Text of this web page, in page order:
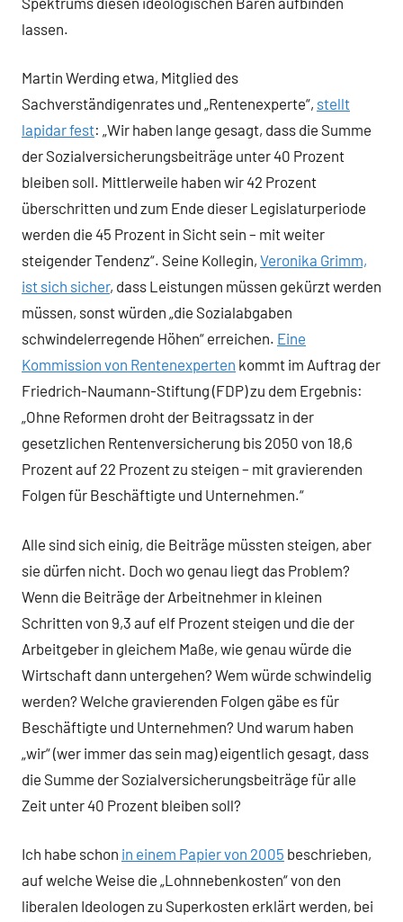
lassen.
Martin Werding etwa, Mitglied des
Sachverständigenrates und „Rentenexperte“, stellt
lapidar fest: „Wir haben lange gesagt, dass die Summe
der Sozialversicherungsbeiträge unter 40 Prozent
bleiben soll. Mittlerweile haben wir 42 Prozent
überschritten und zum Ende dieser Legislaturperiode
werden die 45 Prozent in Sicht sein – mit weiter
steigender Tendenz“. Seine Kollegin, Veronika Grimm,
ist sich sicher, dass Leistungen müssen gekürzt werden
müssen, sonst würden „die Sozialabgaben
schwindelerregende Höhen“ erreichen. Eine
Kommission von Rentenexperten kommt im Auftrag der
Friedrich-Naumann-Stiftung (FDP) zu dem Ergebnis:
„Ohne Reformen droht der Beitragssatz in der
gesetzlichen Rentenversicherung bis 2050 von 18,6
Prozent auf 22 Prozent zu steigen – mit gravierenden
Folgen für Beschäftigte und Unternehmen.“
Alle sind sich einig, die Beiträge müssten steigen, aber
sie dürfen nicht. Doch wo genau liegt das Problem?
Wenn die Beiträge der Arbeitnehmer in kleinen
Schritten von 9,3 auf elf Prozent steigen und die der
Arbeitgeber in gleichem Maße, wie genau würde die
Wirtschaft dann untergehen? Wem würde schwindelig
werden? Welche gravierenden Folgen gäbe es für
Beschäftigte und Unternehmen? Und warum haben
„wir“ (wer immer das sein mag) eigentlich gesagt, dass
die Summe der Sozialversicherungsbeiträge für alle
Zeit unter 40 Prozent bleiben soll?
Ich habe schon in einem Papier von 2005 beschrieben,
auf welche Weise die „Lohnnebenkosten“ von den
liberalen Ideologen zu Superkosten erklärt werden, bei